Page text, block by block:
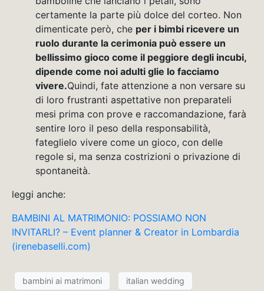
certamente la parte più dolce del corteo. Non
dimenticate però, che per i bimbi ricevere un
ruolo durante la cerimonia può essere un
bellissimo gioco come il peggiore degli incubi,
dipende come noi adulti glie lo facciamo
vivere.Quindi, fate attenzione a non versare su
di loro frustranti aspettative non preparateli
mesi prima con prove e raccomandazione, farà
sentire loro il peso della responsabilità,
fateglielo vivere come un gioco, con delle
regole si, ma senza costrizioni o privazione di
spontaneità.
leggi anche:
BAMBINI AL MATRIMONIO: POSSIAMO NON
INVITARLI? – Event planner & Creator in Lombardia
(irenebaselli.com)
bambini ai matrimoni italian wedding